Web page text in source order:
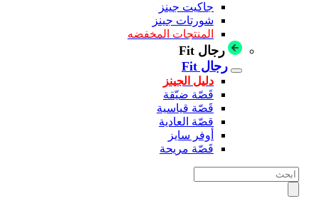
جاكيت جينز
شورتات جينز
المنتجات المخفضه
رجال Fit
رجال Fit
دليل الجينز
قَصّة ضيّقة
قَصّة قياسية
قصّة العادية
أوفر سايز
قَصّة مريحة